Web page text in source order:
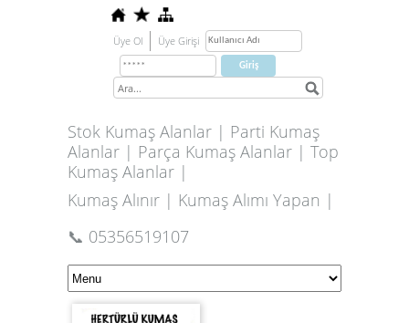
Üye Ol Üye Girişi
Stok Kumaş Alanlar | Parti Kumaş
Alanlar | Parça Kumaş Alanlar | Top
Kumaş Alanlar |
Kumaş Alınır | Kumaş Alımı Yapan |
📞 05356519107